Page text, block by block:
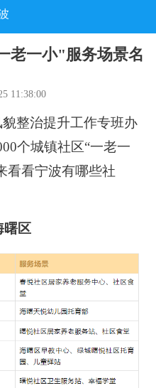
老一小"服务场景名
11:38:00
整治提升工作专班办
个城镇社区“一老一
看看宁波有哪些社
曙区